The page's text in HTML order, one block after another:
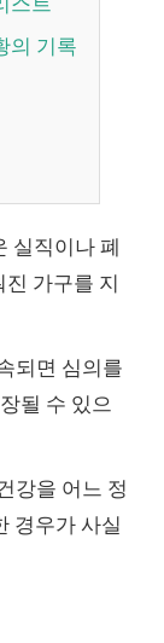
실직이나 폐
가구를 지
되면 심의를
될 수 있으
강을 어느 정
경우가 사실